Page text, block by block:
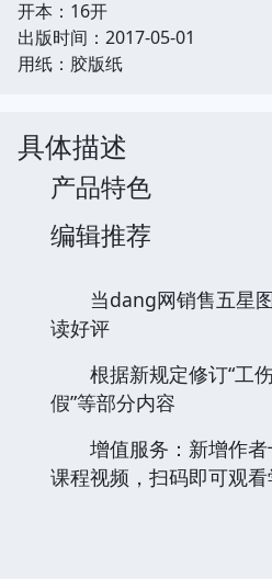
开本：16开
出版时间：2017-05-01
用纸：胶版纸
具体描述
产品特色
编辑推荐
当dang网销售五星图
读好评
根据新规定修订“工伤
假”等部分内容
增值服务：新增作者
课程视频，扫码即可观看